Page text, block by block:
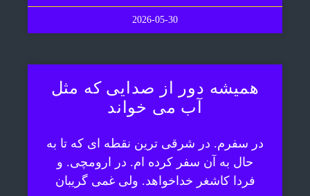
2026-05-30
همیشه دور از صدایی که مثل
آب می خواند
در سفرم. در شرقی ترین نقطه ای که تا به
حال به آن سفر کرده ام. در ارومچی. و
فردا کاشغر خداخواهد. ولی غمی گریبان